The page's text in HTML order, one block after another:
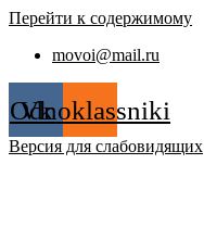
Перейти к содержимому
movoi@mail.ru
Vk
Odnoklassniki
Версия для слабовидящих